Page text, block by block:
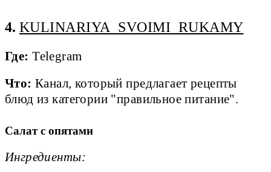
4. KULINARIYA_SVOIMI_RUKAMY
Где: Telegram
Что:Канал, который предлагает рецепты
блюд из категории "правильное питание".
Салат с опятами
Ингредиенты: